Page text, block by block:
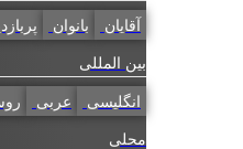
بانوان پربازدیدها
بین المللی
انگلیسی عربی روسی
محلی